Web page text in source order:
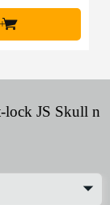
+
lock JS Skull n